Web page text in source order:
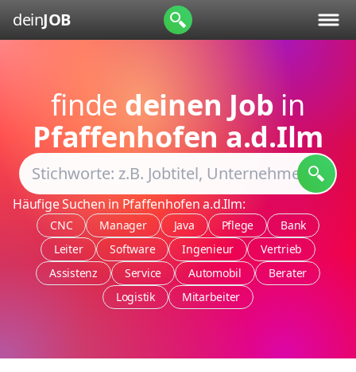
deinJOB
finde deinen Job in
Pfaffenhofen a.d.Ilm
Häufige Suchen in Pfaffenhofen a.d.Ilm:
CNC Manager Java Pflege
Bank
Leiter
Software Ingenieur
Vertrieb
Assistenz
Service Automobil
Berater
Logistik
Mitarbeiter